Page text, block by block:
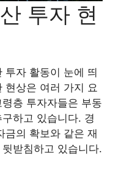
투자 현
투자 활동이 눈에 띄
현상은 여러 가지 요
층 투자자들은 부동
하고 있습니다. 경
금의 확보와 같은 재
받침하고 있습니다.